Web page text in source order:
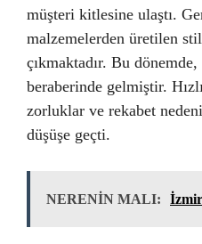
müşteri kitlesine ulaştı.
malzemelerden üretilen
çıkmaktadır. Bu
beraberinde gelmiştir.
zorluklar ve rekabet
düşüşe geçti.
NERENİN MALI: